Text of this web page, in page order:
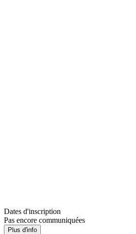
Dates d'inscription
Pas encore communiquées
Plus d'info